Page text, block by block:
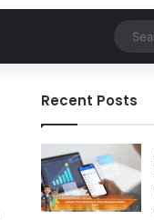
Recent Posts